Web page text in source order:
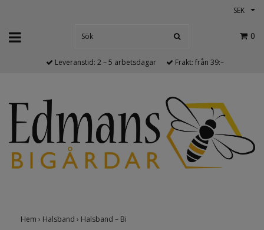
SEK
0
Leveranstid: 2 – 5 arbetsdagar Frakt: från 39:–
Hem › Halsband › Halsband – Bi